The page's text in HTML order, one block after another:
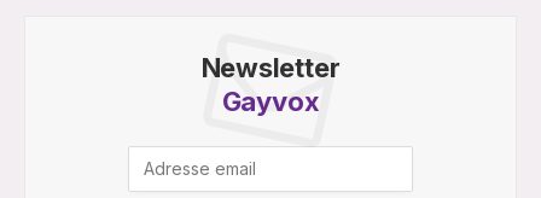
Newsletter
Gayvox